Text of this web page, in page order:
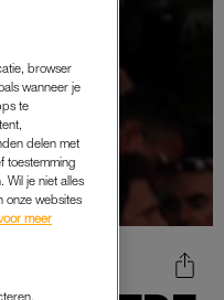
browser
wanneer je
te
delen met
toestemming
Wil je niet alles
onze websites
meer